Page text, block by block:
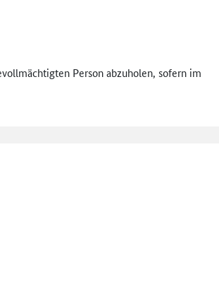
Person abzuholen, sofern im